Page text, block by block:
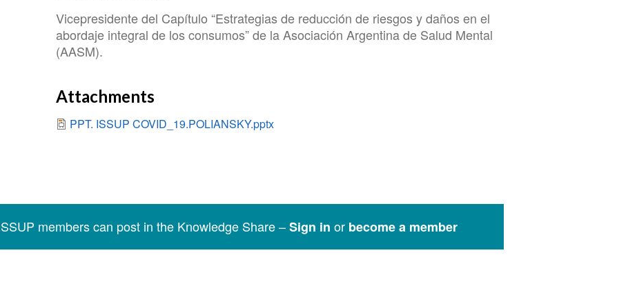
Vicepresidente del Capítulo “Estrategias de reducción de riesgos y daños en el
abordaje integral de los consumos” de la Asociación Argentina de Salud Mental
(AASM).
Attachments
PPT. ISSUP COVID_19.POLIANSKY.pptx
members can post in the Knowledge Share –Sign in or become a member